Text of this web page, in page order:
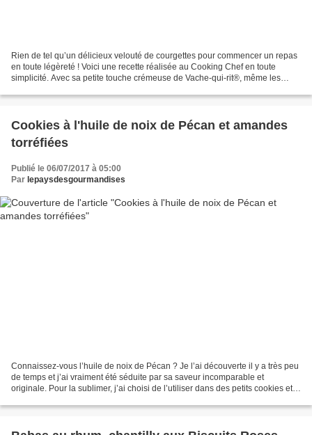
Rien de tel qu’un délicieux velouté de courgettes pour commencer un repas
en toute légèreté ! Voici une recette réalisée au Cooking Chef en toute
simplicité. Avec sa petite touche crémeuse de Vache-qui-rit®, même les
Cookies à l'huile de noix de Pécan et amandes
torréfiées
Publié le 06/07/2017 à 05:00
Par lepaysdesgourmandises
Connaissez-vous l’huile de noix de Pécan ? Je l’ai découverte il y a très peu
de temps et j’ai vraiment été séduite par sa saveur incomparable et
originale. Pour la sublimer, j’ai choisi de l’utiliser dans des petits cookies et